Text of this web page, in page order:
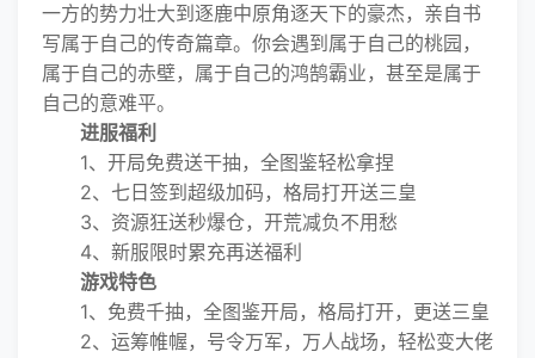
一方的势力壮大到逐鹿中原角逐天下的豪杰，亲自书
写属于自己的传奇篇章。你会遇到属于自己的桃园，
属于自己的赤壁，属于自己的鸿鹄霸业，甚至是属于
自己的意难平。
进服福利
1、开局免费送干抽，全图鉴轻松拿捏
2、七日签到超级加码，格局打开送三皇
3、资源狂送秒爆仓，开荒减负不用愁
4、新服限时累充再送福利
游戏特色
1、免费千抽，全图鉴开局，格局打开，更送三皇
2、运筹帷幄，号令万军，万人战场，轻松变大佬